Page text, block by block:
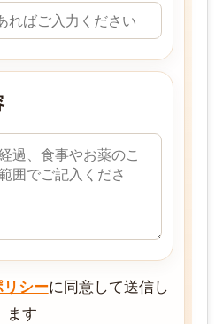
シーに同意して送信し
ます